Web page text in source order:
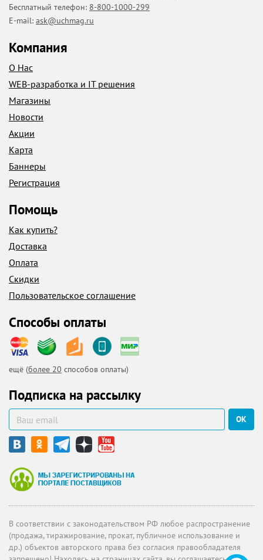
Бесплатный телефон: 8-800-1000-299
E-mail: ask@uchmag.ru
Компания
О Нас
WEB-разработка и IT решения
Магазины
Новости
Акции
Карта
Баннеры
Регистрация
Помощь
Как купить?
Доставка
Оплата
Скидки
Пользовательское соглашение
Способы оплаты
ещё (более 20 способов оплаты)
Подписка на рассылку
ОК
В соответствии с законодательством РФ любое распространение
(продажа, тиражирование, прокат, публичное использование и
др.) объектов авторского права без согласия правообладателя